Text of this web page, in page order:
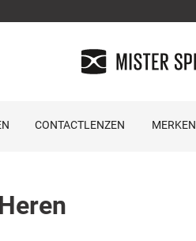
CONTACTLENZEN MERKEN